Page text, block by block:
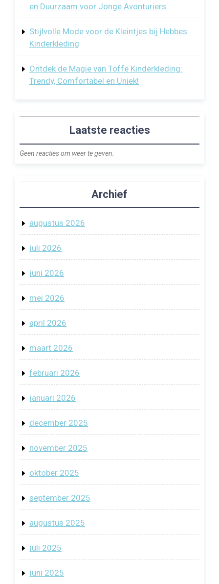
en Duurzaam voor Jonge Avonturiers
Stijlvolle Mode voor de Kleintjes bij Hebbes
Kinderkleding
Ontdek de Magie van Toffe Kinderkleding:
Trendy, Comfortabel en Uniek!
Laatste reacties
Geen reacties om weer te geven.
Archief
augustus 2026
juli 2026
juni 2026
mei 2026
april 2026
maart 2026
februari 2026
januari 2026
december 2025
november 2025
oktober 2025
september 2025
augustus 2025
juli 2025
juni 2025